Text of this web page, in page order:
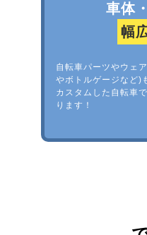
車体
幅
自転車パーツやウェ
やボトルゲージなど)
カスタムした自転車
ります！